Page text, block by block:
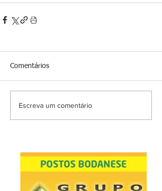
Comentários
Escreva um comentário